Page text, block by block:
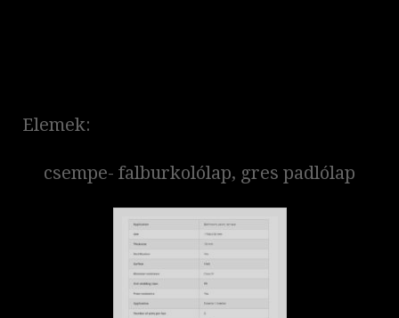
Elemek:
csempe- falburkolólap, gres padlólap